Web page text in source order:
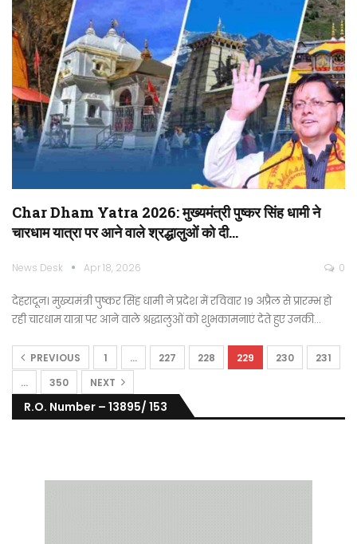
Char Dham Yatra 2026: मुख्यमंत्री पुष्कर सिंह धामी ने
चारधाम यात्रा पर आने वाले श्रद्धालुओं को दी…
News Desk Apr 18, 2026 0
देहरादून। मुख्यमंत्री पुष्कर सिंह धामी ने प्रदेश में रविवार 19 अप्रैल से प्रारम्भ हो
रही चारधाम यात्रा पर आने वाले श्रद्धालुओं को शुभकामनाएं देते हुए उनकी…
PREVIOUS 1 … 227 228 229 230
231
…
350 NEXT
R.O. Number – 13895/ 153